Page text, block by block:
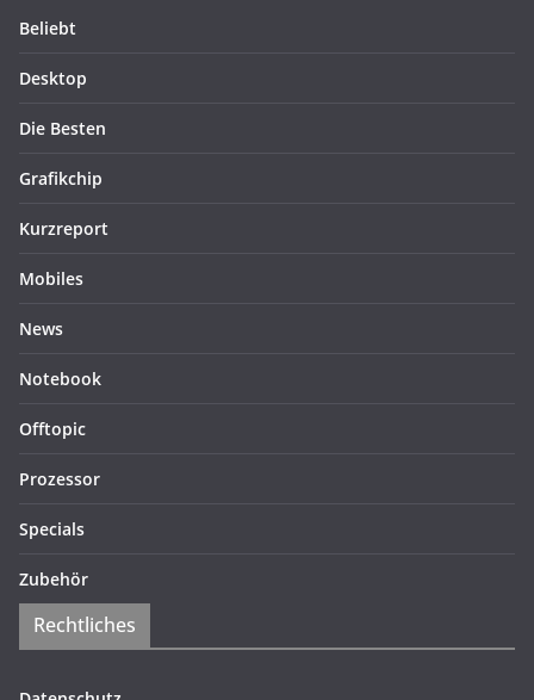
Beliebt
Desktop
Die Besten
Grafikchip
Kurzreport
Mobiles
News
Notebook
Offtopic
Prozessor
Specials
Zubehör
Rechtliches